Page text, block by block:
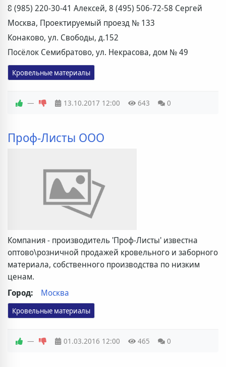
8 (985) 220-30-41 Алексей, 8 (495) 506-72-58 Сергей
Москва, Проектируемый проезд № 133
Конаково, ул. Свободы, д.152
Посёлок Семибратово, ул. Некрасова, дом № 49
Кровельные материалы
— 13.10.2017 12:00 643 0
Проф-Листы ООО
Компания - производитель 'Проф-Листы' известна
оптово\розничной продажей кровельного и заборного
материала, собственного производства по низким
ценам.
Город:
Москва
Кровельные материалы
— 01.03.2016 12:00 465 0